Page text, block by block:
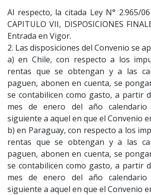
Al respecto, la citada Ley N° 2.965/
CAPITULO VII, DISPOSICIONES
Entrada en Vigor.
2. Las disposiciones del Convenio se
a) en Chile, con respecto a los
rentas que se obtengan y a las
paguen, abonen en cuenta, se
se contabilicen como gasto, a partir
mes de enero del año calendario
siguiente a aquel en que el Convenio
b) en Paraguay, con respecto a los
rentas que se obtengan y a las
paguen, abonen en cuenta, se
se contabilicen como gasto, a partir
mes de enero del año calendario
siguiente a aquel en que el Convenio